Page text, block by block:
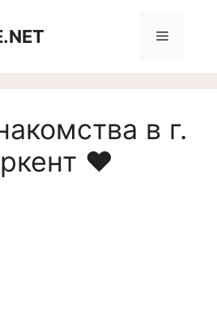
Меню
в г.
❤️